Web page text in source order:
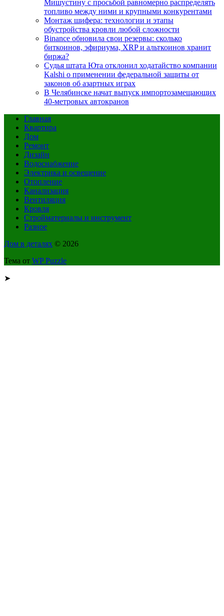
Мишустину с просьбой равномерно распределять
топливо между ними и крупными конкурентами
Монтаж шифера: технологии и этапы
обустройства кровли любой сложности
Binance обновила свои резервы: сколько
биткоинов, эфириума, XRP и альткоинов хранит
биржа?
Судья штата Юта отклонил ходатайство компании
Kalshi о применении федеральной защиты от
законов об азартных играх
В Челябинске начат выпуск импортозамещающих
40-метровых автокранов
Главная
Квартира
Дом
Ремонт
Дизайн
Водоснабжение
Электрика и освещение
Отопление
Канализация
Вентиляция
Кровля
Стройматериалы и инструмент
Разное
Дом в деталях © 2026
Тема от WP Puzzle
➤